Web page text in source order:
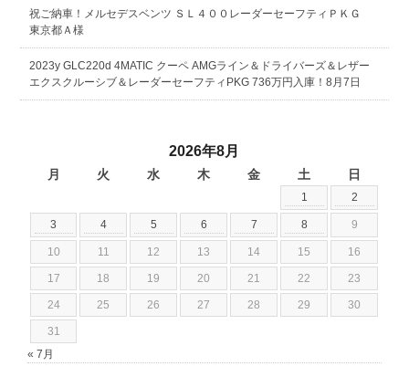
祝ご納車！メルセデスベンツ ＳＬ４００レーダーセーフティＰＫＧ
東京都Ａ様
2023y GLC220d 4MATIC クーペ AMGライン＆ドライバーズ＆レザー
エクスクルーシブ＆レーダーセーフティPKG 736万円入庫！8月7日
2026年8月
月 火 水 木 金 土 日
1 2
3 4 5 6 7 8 9
10 11 12 13 14 15 16
17 18 19 20 21 22 23
24 25 26 27 28 29 30
31
« 7月